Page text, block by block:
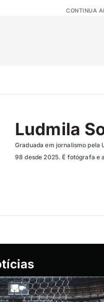
CONTINUA
Ludmila
Graduada em jornalismo pela
98 desde 2025. É fotógrafa e